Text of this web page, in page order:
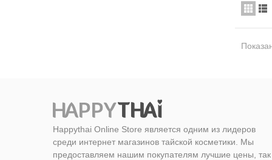
Happythai Online Store является одним из лидеров
среди интернет магазинов тайской косметики. Мы
предоставляем нашим покупателям лучшие цены, так